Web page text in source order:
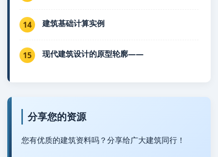
14 建筑基础计算实例
15 现代建筑设计的原型轮廓——
分享您的资源
您有优质的建筑资料吗？分享给广大建筑同行！